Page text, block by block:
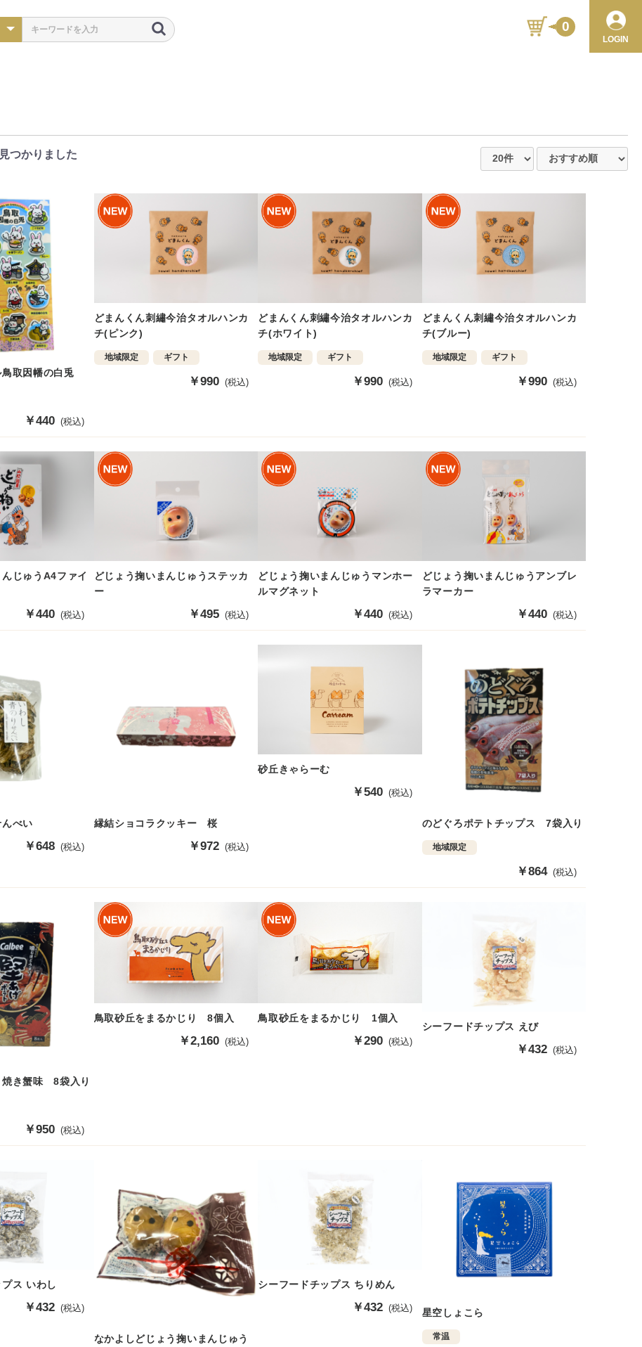
0
LOGIN
つかりました
取因幡の白兎
販
￥440 (税込)
どまんくん刺繡今治タオルハンカ
チ(ピンク)
地域限定 ギフト
販
￥990 (税込)
どまんくん刺繡今治タオルハンカ
チ(ホワイト)
地域限定 ギフト
販
￥990 (税込)
どまんくん刺繡今治タオルハンカ
チ(ブルー)
地域限定 ギフト
販
￥990 (税込)
じゅうA4ファイ
販
￥440 (税込)
どじょう掬いまんじゅうステッカ
ー
販
￥495 (税込)
どじょう掬いまんじゅうマンホー
ルマグネット
販
￥440 (税込)
どじょう掬いまんじゅうアンブレ
ラマーカー
販
￥440 (税込)
べい
販
格
￥648 (税込)
縁結ショコラクッキー 桜
販
格
￥972 (税込)
砂丘きゃらーむ
販
￥540 (税込)
のどぐろポテトチップス 7袋入り
地域限定
販
￥864 (税込)
き蟹味 8袋入り
販
￥950 (税込)
鳥取砂丘をまるかじり 8個入
販
￥2,160 (税込)
鳥取砂丘をまるかじり 1個入
販
￥290 (税込)
シーフードチップス えび
販
￥432 (税込)
ス いわし
販
￥432 (税込)
なかよしどじょう掬いまんじゅう
シーフードチップス ちりめん
販
￥432 (税込) 星空しょこら
常温